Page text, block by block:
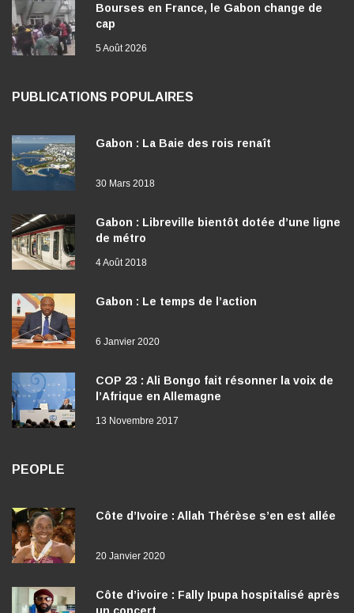
Bourses en France, le Gabon change de
cap
5 Août 2026
PUBLICATIONS POPULAIRES
Gabon : La Baie des rois renaît
30 Mars 2018
Gabon : Libreville bientôt dotée d’une ligne
de métro
4 Août 2018
Gabon : Le temps de l’action
6 Janvier 2020
COP 23 : Ali Bongo fait résonner la voix de
l’Afrique en Allemagne
13 Novembre 2017
PEOPLE
Côte d’Ivoire : Allah Thérèse s’en est allée
20 Janvier 2020
Côte d’ivoire : Fally Ipupa hospitalisé après
un concert